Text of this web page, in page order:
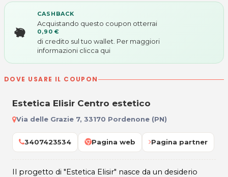
CASHBACK
Acquistando questo coupon otterrai
0,90 €
di credito sul tuo wallet. Per maggiori
informazioni clicca qui
DOVE USARE IL COUPON
Estetica Elisir Centro estetico
Via delle Grazie 7, 33170 Pordenone (PN)
3407423534 Pagina web Pagina partner
Il progetto di "Estetica Elisir" nasce da un desiderio